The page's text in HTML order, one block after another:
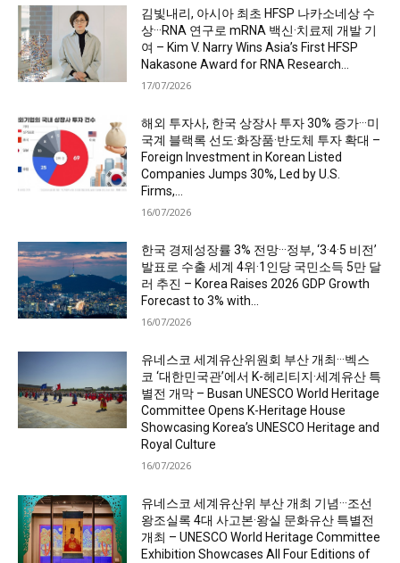
김빛내리, 아시아 최초 HFSP 나카소네상 수
상···RNA 연구로 mRNA 백신·치료제 개발 기
여 – Kim V. Narry Wins Asia’s First HFSP
Nakasone Award for RNA Research...
17/07/2026
해외 투자사, 한국 상장사 투자 30% 증가···미
국계 블랙록 선도·화장품·반도체 투자 확대 –
Foreign Investment in Korean Listed
Companies Jumps 30%, Led by U.S.
Firms,...
16/07/2026
한국 경제성장률 3% 전망···정부, ‘3·4·5 비전’
발표로 수출 세계 4위·1인당 국민소득 5만 달
러 추진 – Korea Raises 2026 GDP Growth
Forecast to 3% with...
16/07/2026
유네스코 세계유산위원회 부산 개최···벡스
코 ‘대한민국관’에서 K-헤리티지·세계유산 특
별전 개막 – Busan UNESCO World Heritage
Committee Opens K-Heritage House
Showcasing Korea’s UNESCO Heritage and
Royal Culture
16/07/2026
유네스코 세계유산위 부산 개최 기념···조선
왕조실록 4대 사고본·왕실 문화유산 특별전
개최 – UNESCO World Heritage Committee
Exhibition Showcases All Four Editions of